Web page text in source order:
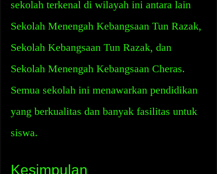
sekolah terkenal di wilayah ini antara lain
Sekolah Menengah Kebangsaan Tun Razak,
Sekolah Kebangsaan Tun Razak, dan
Sekolah Menengah Kebangsaan Cheras.
Semua sekolah ini menawarkan pendidikan
yang berkualitas dan banyak fasilitas untuk
siswa.
Kesimpulan